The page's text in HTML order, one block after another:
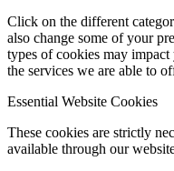
Click on the different
also change some of your
types of cookies may
the services we are able to
Essential Website Cookies
These cookies are strictly
available through our